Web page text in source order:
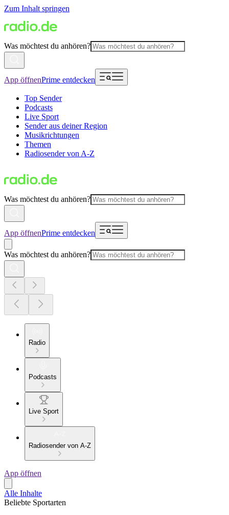
Zum Inhalt springen
Was möchtest du anhören?
App öffnenPrime entdecken
Top Sender
Podcasts
Live Sport
Sender aus deiner Region
Musikrichtungen
Themen
Radiosender von A-Z
Was möchtest du anhören?
App öffnenPrime entdecken
Was möchtest du anhören?
Radio
Podcasts
Live Sport
Radiosender von A-Z
App öffnen
Alle Inhalte
Beliebte Sportarten